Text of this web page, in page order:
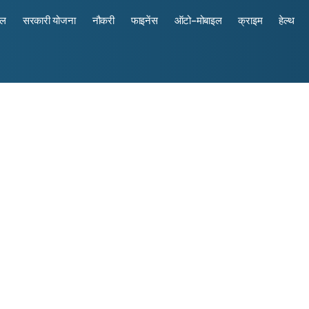
सरकारी योजना नौकरी फाइनेंस ऑटो-मोबाइल क्राइम हेल्थ